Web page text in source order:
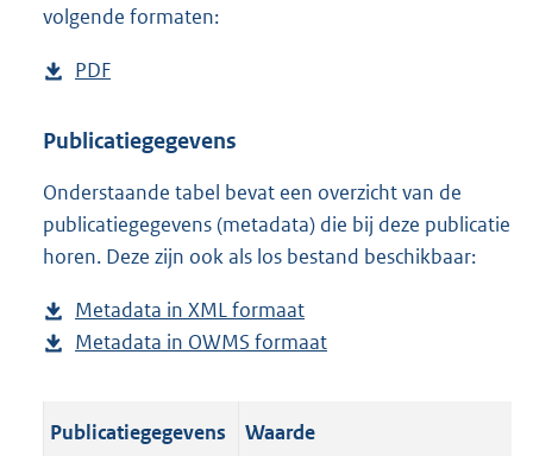
volgende formaten:
D
w
l
o
a
p
u
l
PDF
s
a
n
d
g
r
o
Publicatiegegevens
Onderstaande tabel bevat een overzicht van de
publicatiegegevens (metadata) die bij deze publicatie
horen. Deze zijn ook als los bestand beschikbaar:
Metadata in XML formaat
e
a
Metadata in OWMS formaat
Publicatiegegevens Waarde